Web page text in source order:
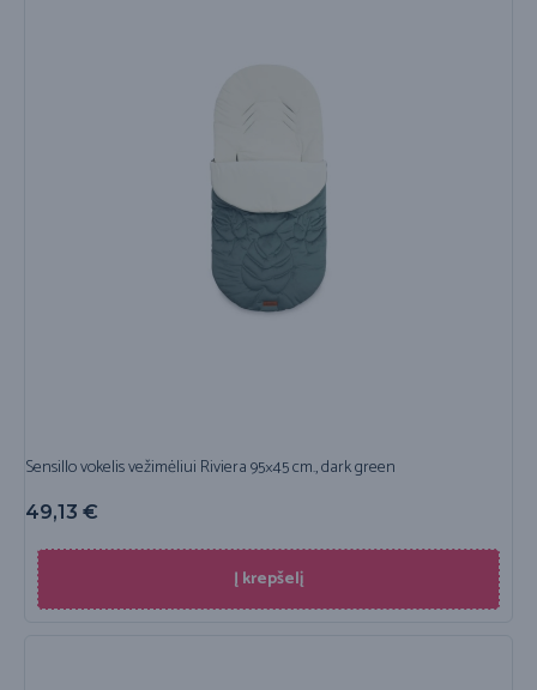
Sensillo vokelis vežimėliui Riviera 95×45 cm., dark green
49,13 €
Į krepšelį